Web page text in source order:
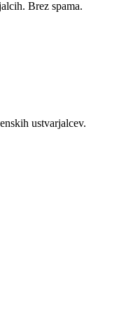
Brez spama.
ustvarjalcev.